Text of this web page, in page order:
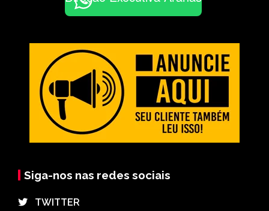
Siga-nos nas redes sociais
⠀TWITTER